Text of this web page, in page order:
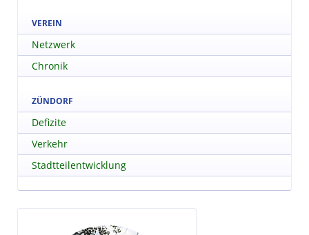
VEREIN
Netzwerk
Chronik
ZÜNDORF
Defizite
Verkehr
Stadtteilentwicklung